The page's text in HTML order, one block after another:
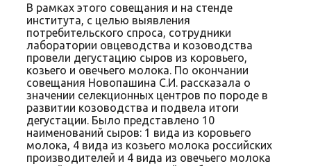
В рамках этого совещания и на стенде
института, с целью выявления
потребительского спроса, сотрудники
лаборатории овцеводства и козоводства
провели дегустацию сыров из коровьего,
козьего и овечьего молока. По окончании
совещания Новопашина С.И. рассказала о
значении селекционных центров по породе в
развитии козоводства и подвела итоги
дегустации. Было представлено 10
наименований сыров: 1 вида из коровьего
молока, 4 вида из козьего молока российских
производителей и 4 вида из овечьего молока